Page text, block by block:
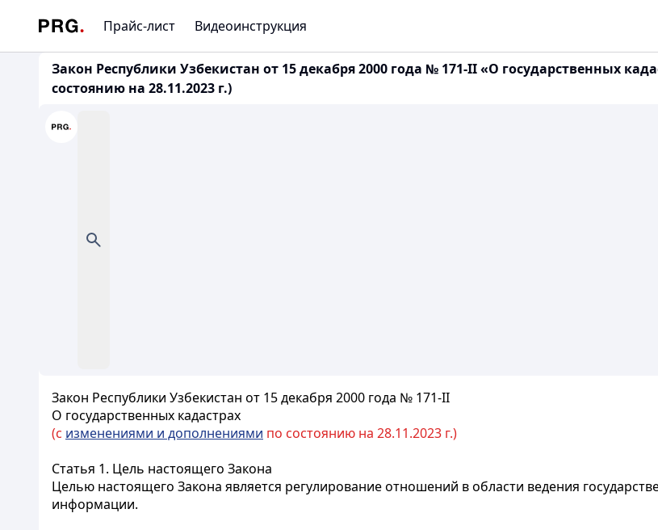
Прайс-лист Видеоинструкция
Закон Республики Узбекистан от 15 декабря 2000 года № 171-II «О государственных
состоянию на 28.11.2023 г.)
Закон Республики Узбекистан от 15 декабря 2000 года № 171-II
О государственных кадастрах
(с изменениями и дополнениями по состоянию на 28.11.2023 г.)
Статья 1. Цель настоящего Закона
Целью настоящего Закона является регулирование отношений в области ведения
информации.